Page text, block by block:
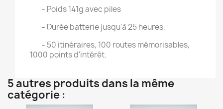
- Poids 141g avec piles
- Durée batterie jusqu'à 25 heures,
- 50 itinéraires, 100 routes mémorisables,
1000 points d'intérêt.
5 autres produits dans la même
catégorie :